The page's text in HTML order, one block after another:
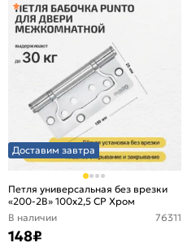
Доставим завтра
Петля универсальная без врезки
«200-2B» 100x2,5 CP Хром
В наличии
76311
148₽